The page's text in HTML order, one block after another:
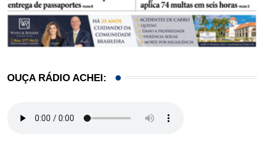
OUÇA RÁDIO ACHEI: